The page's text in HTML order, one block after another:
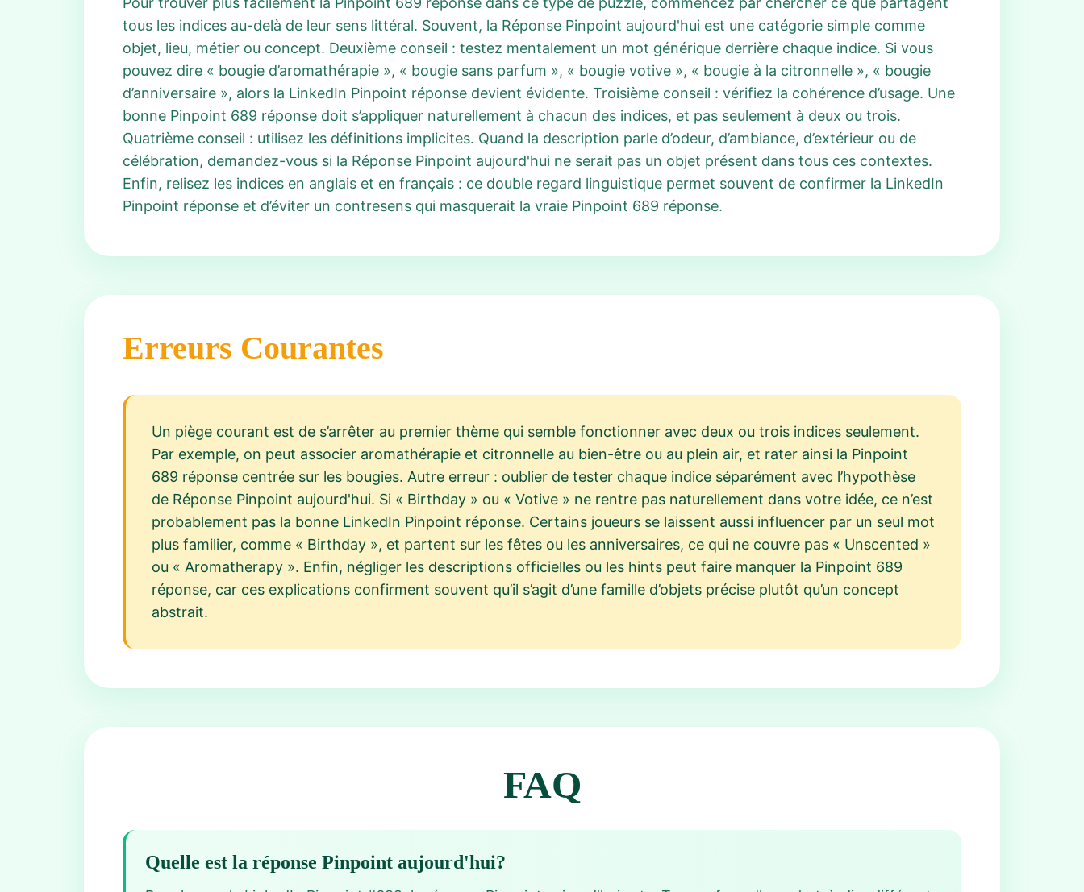
tous les indices au-delà de leur sens littéral. Souvent, la Réponse Pinpoint aujourd'hui est une catégorie simple comme
objet, lieu, métier ou concept. Deuxième conseil : testez mentalement un mot générique derrière chaque indice. Si vous
pouvez dire « bougie d’aromathérapie », « bougie sans parfum », « bougie votive », « bougie à la citronnelle », « bougie
d’anniversaire », alors la LinkedIn Pinpoint réponse devient évidente. Troisième conseil : vérifiez la cohérence d’usage. Une
bonne Pinpoint 689 réponse doit s’appliquer naturellement à chacun des indices, et pas seulement à deux ou trois.
Quatrième conseil : utilisez les définitions implicites. Quand la description parle d’odeur, d’ambiance, d’extérieur ou de
célébration, demandez-vous si la Réponse Pinpoint aujourd'hui ne serait pas un objet présent dans tous ces contextes.
Enfin, relisez les indices en anglais et en français : ce double regard linguistique permet souvent de confirmer la LinkedIn
Pinpoint réponse et d’éviter un contresens qui masquerait la vraie Pinpoint 689 réponse.
Erreurs Courantes
Un piège courant est de s’arrêter au premier thème qui semble fonctionner avec deux ou trois indices seulement.
Par exemple, on peut associer aromathérapie et citronnelle au bien-être ou au plein air, et rater ainsi la Pinpoint
689 réponse centrée sur les bougies. Autre erreur : oublier de tester chaque indice séparément avec l’hypothèse
de Réponse Pinpoint aujourd'hui. Si « Birthday » ou « Votive » ne rentre pas naturellement dans votre idée, ce n’est
probablement pas la bonne LinkedIn Pinpoint réponse. Certains joueurs se laissent aussi influencer par un seul mot
plus familier, comme « Birthday », et partent sur les fêtes ou les anniversaires, ce qui ne couvre pas « Unscented »
ou « Aromatherapy ». Enfin, négliger les descriptions officielles ou les hints peut faire manquer la Pinpoint 689
réponse, car ces explications confirment souvent qu’il s’agit d’une famille d’objets précise plutôt qu’un concept
abstrait.
FAQ
Quelle est la réponse Pinpoint aujourd'hui?